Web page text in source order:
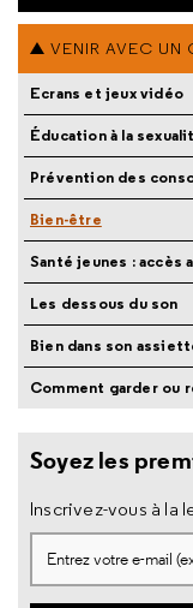
VENIR AVEC UN
Ecrans et jeux vidéo
Éducation à la
Prévention des
Bien-être
Santé jeunes : accès
Les dessous du son
Bien dans son
Comment garder ou
Soyez les
Inscrivez-vous à la